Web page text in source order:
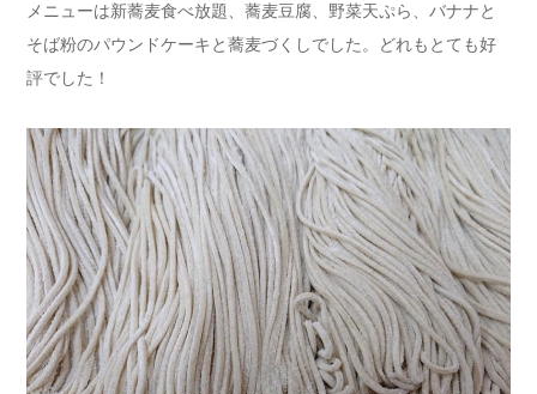
メニューは新蕎麦食べ放題、蕎麦豆腐、野菜天ぷら、バナナと
そば粉のパウンドケーキと蕎麦づくしでした。どれもとても好
評でした！